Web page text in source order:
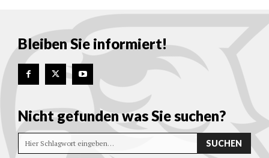
Bleiben Sie informiert!
Nicht gefunden was Sie suchen?
Hier Schlagwort eingeben… SUCHEN